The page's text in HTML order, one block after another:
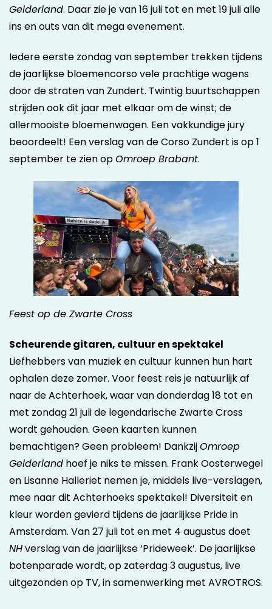
Gelderland. Daar zie je van 16 juli tot en met 19 juli alle
ins en outs van dit mega evenement.
Iedere eerste zondag van september trekken tijdens
de jaarlijkse bloemencorso vele prachtige wagens
door de straten van Zundert. Twintig buurtschappen
strijden ook dit jaar met elkaar om de winst; de
allermooiste bloemenwagen. Een vakkundige jury
beoordeelt! Een verslag van de Corso Zundert is op 1
september te zien opOmroep Brabant.
Feest op de Zwarte Cross
Scheurende gitaren, cultuur en spektakel
Liefhebbers van muziek en cultuur kunnen hun hart
ophalen deze zomer. Voor feest reis je natuurlijk af
naar de Achterhoek, waar van donderdag 18 tot en
met zondag 21 juli de legendarische Zwarte Cross
wordt gehouden. Geen kaarten kunnen
bemachtigen? Geen probleem! DankzijOmroep
Gelderland hoef je niks te missen. Frank Oosterwegel
en Lisanne Halleriet nemen je, middels live-verslagen,
mee naar dit Achterhoeks spektakel! Diversiteit en
kleur worden gevierd tijdens de jaarlijkse Pride in
Amsterdam. Van 27 juli tot en met 4 augustus doet
NHverslag van de jaarlijkse ‘Prideweek’. De jaarlijkse
botenparade wordt, op zaterdag 3 augustus, live
uitgezonden op TV, in samenwerking met AVROTROS.